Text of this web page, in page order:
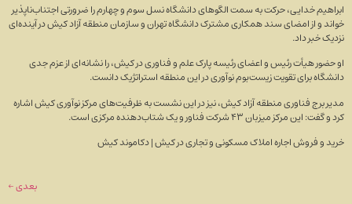
ابراهیم خدایی، حرکت به سمت الگو‌های دانشگاه نسل سوم و چهارم را ضرورتی اجتناب‌ناپذیر
خواند و از امضای سند همکاری مشترک دانشگاه تهران و سازمان منطقه آزاد کیش در آینده‌ای
نزدیک خبر داد.
او حضور هیأت رئیس و اعضای رئیسه پارک علم و فناوری در کیش، را نشانه‌ای از عزم جدی
دانشگاه برای تقویت زیست‌بوم نوآوری در این منطقه استراتژیک دانست.
مدیر برج فناوری منطقه آزاد کیش، نیز در این نشست به ظرفیت‌های مرکز نوآوری کیش اشاره
کرد و گفت: این مرکز میزبان ۴۳ شرکت فناور و یک شتاب‌دهنده مرکزی است.
خرید و فروش اجاره املاک مسکونی و تجاری در کیش | دکاموند کیش
بعدی←